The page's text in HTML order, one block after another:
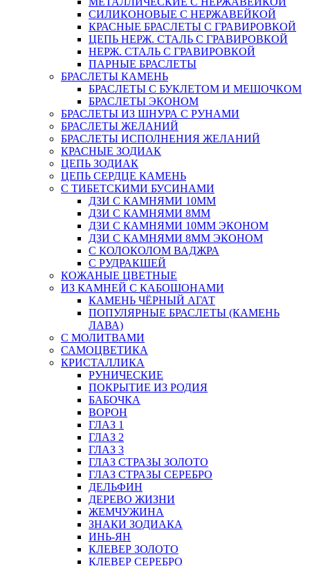
СИЛИКОНОВЫЕ С НЕРЖАВЕЙКОЙ
КРАСНЫЕ БРАСЛЕТЫ С ГРАВИРОВКОЙ
ЦЕПЬ НЕРЖ. СТАЛЬ С ГРАВИРОВКОЙ
НЕРЖ. СТАЛЬ С ГРАВИРОВКОЙ
ПАРНЫЕ БРАСЛЕТЫ
БРАСЛЕТЫ КАМЕНЬ
БРАСЛЕТЫ С БУКЛЕТОМ И МЕШОЧКОМ
БРАСЛЕТЫ ЭКОНОМ
БРАСЛЕТЫ ИЗ ШНУРА С РУНАМИ
БРАСЛЕТЫ ЖЕЛАНИЙ
БРАСЛЕТЫ ИСПОЛНЕНИЯ ЖЕЛАНИЙ
КРАСНЫЕ ЗОДИАК
ЦЕПЬ ЗОДИАК
ЦЕПЬ СЕРДЦЕ КАМЕНЬ
С ТИБЕТСКИМИ БУСИНАМИ
ДЗИ С КАМНЯМИ 10ММ
ДЗИ С КАМНЯМИ 8ММ
ДЗИ С КАМНЯМИ 10ММ ЭКОНОМ
ДЗИ С КАМНЯМИ 8ММ ЭКОНОМ
С КОЛОКОЛОМ ВАДЖРА
С РУДРАКШЕЙ
КОЖАНЫЕ ЦВЕТНЫЕ
ИЗ КАМНЕЙ С КАБОШОНАМИ
КАМЕНЬ ЧЁРНЫЙ АГАТ
ПОПУЛЯРНЫЕ БРАСЛЕТЫ (КАМЕНЬ
ЛАВА)
С МОЛИТВАМИ
САМОЦВЕТИКА
КРИСТАЛЛИКА
РУНИЧЕСКИЕ
ПОКРЫТИЕ ИЗ РОДИЯ
БАБОЧКА
ВОРОН
ГЛАЗ 1
ГЛАЗ 2
ГЛАЗ 3
ГЛАЗ СТРАЗЫ ЗОЛОТО
ГЛАЗ СТРАЗЫ СЕРЕБРО
ДЕЛЬФИН
ДЕРЕВО ЖИЗНИ
ЖЕМЧУЖИНА
ЗНАКИ ЗОДИАКА
ИНЬ-ЯН
КЛЕВЕР ЗОЛОТО
КЛЕВЕР СЕРЕБРО